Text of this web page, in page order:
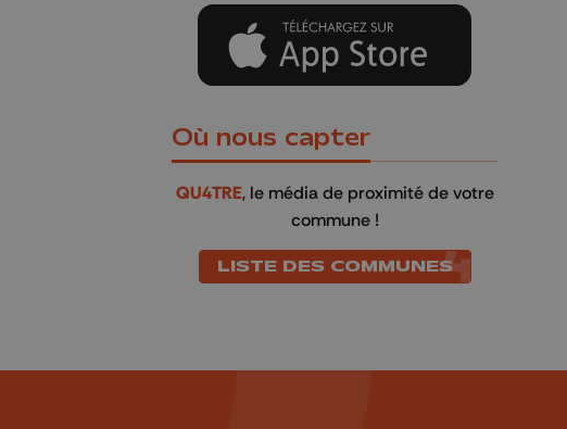
Où nous capter
QU4TRE, le média de proximité de votre
commune !
LISTE DES COMMUNES